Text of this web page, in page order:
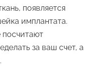
появляется
имплантата.
посчитают
за ваш счет, а